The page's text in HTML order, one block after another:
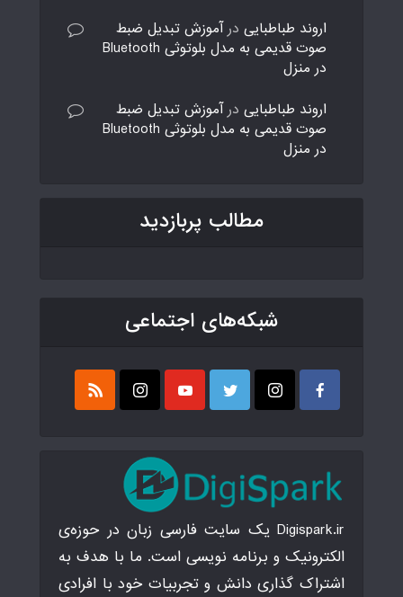
اروند طباطبایی در آموزش تبدیل ضبط
صوت قدیمی به مدل بلوتوثی Bluetooth
در منزل
اروند طباطبایی در آموزش تبدیل ضبط
صوت قدیمی به مدل بلوتوثی Bluetooth
در منزل
مطالب پربازدید
شبکه‌های اجتماعی
Digispark.ir یک سایت فارسی زبان در حوزه‌ی
الکترونیک و برنامه نویسی است. ما با هدف به
اشتراک گذاری دانش و تجربیات خود با افرادی